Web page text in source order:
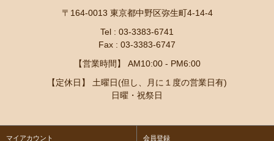
〒164-0013 東京都中野区弥生町4-14-4
Tel : 03-3383-6741
Fax : 03-3383-6747
【営業時間】 AM10:00 - PM6:00
【定休日】 土曜日(但し、月に１度の営業日有)
日曜・祝祭日
マイアカウント 会員登録